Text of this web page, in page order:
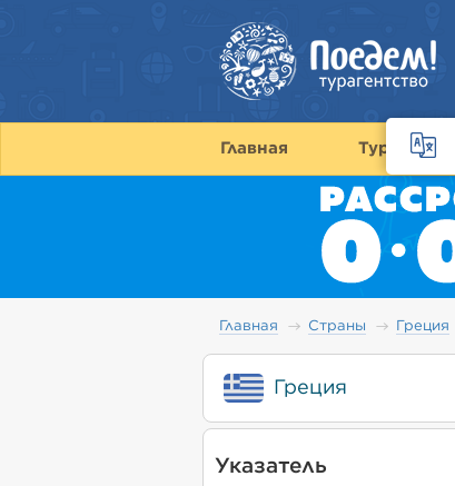
Главная Туры
Главная Страны Греция
Греция
Указатель